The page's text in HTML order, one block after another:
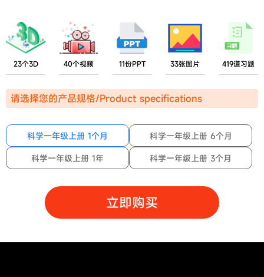
23个3D 40个视频 11份PPT 33张图片 419道习题
请选择您的产品规格/Product specifications
科学一年级上册 1个月
科学一年级上册 6个月
科学一年级上册 1年
科学一年级上册 3个月
立即购买